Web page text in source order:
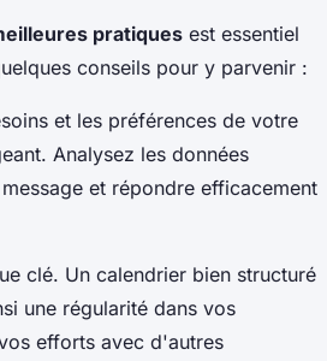
pratiques est essentiel
conseils pour y parvenir :
et les préférences de votre
Analysez les données
et répondre efficacement
clé. Un calendrier bien structuré
une régularité dans vos
efforts avec d'autres